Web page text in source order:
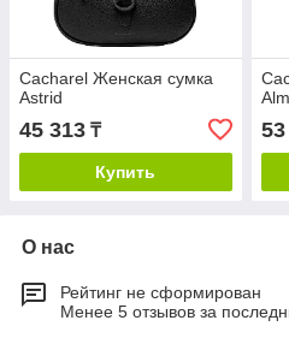
Cacharel Женская сумка
Astrid
45 313 ₸
Купить
О нас
Рейтинг не сформирован
Менее 5 отзывов за